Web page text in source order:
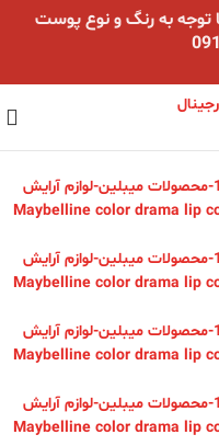
به رنگ و نوع پوست